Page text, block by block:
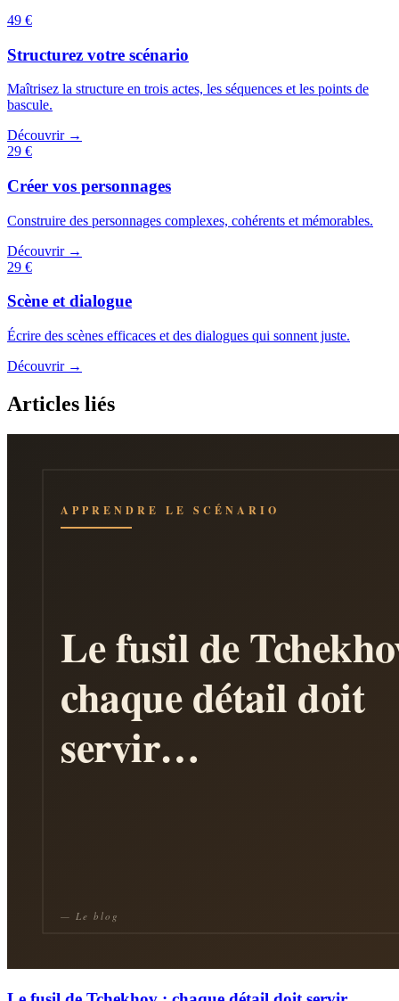
49 €
Structurez votre scénario
Maîtrisez la structure en trois actes, les séquences et les points de
bascule.
Découvrir →
29 €
Créer vos personnages
Construire des personnages complexes, cohérents et mémorables.
Découvrir →
29 €
Scène et dialogue
Écrire des scènes efficaces et des dialogues qui sonnent juste.
Découvrir →
Articles liés